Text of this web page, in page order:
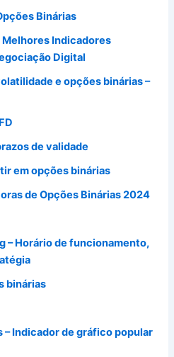
Binárias
Melhores Indicadores
Digital
e opções binárias –
de validade
em opções binárias
de Opções Binárias 2024
– Horário de funcionamento,
binárias
– Indicador de gráfico popular